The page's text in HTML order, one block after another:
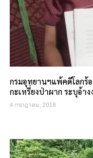
กรมอุทยานฯแพ้คดีโลกร้
กะเหรี่ยงป่าผาก ระบุอ้าง
4 กรกฎาคม, 2018